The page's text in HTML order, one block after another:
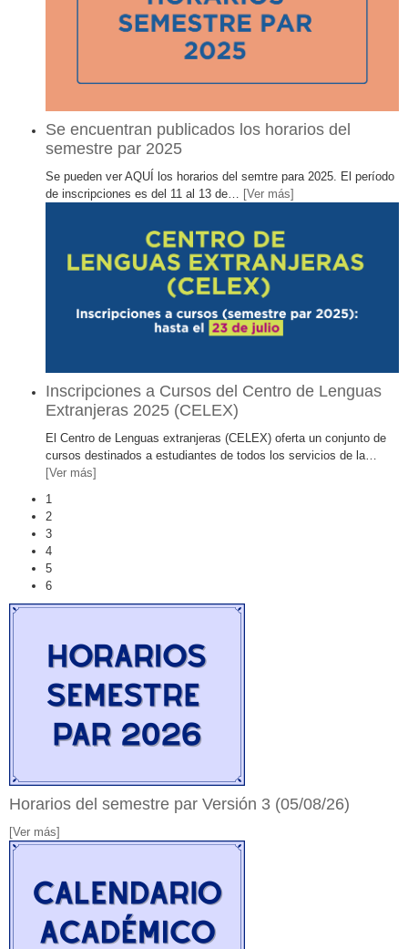
Se encuentran publicados los horarios del
semestre par 2025
Se pueden ver AQUÍ los horarios del semtre para 2025. El período
de inscripciones es del 11 al 13 de
[Ver más]
Inscripciones a Cursos del Centro de Lenguas
Extranjeras 2025 (CELEX)
El Centro de Lenguas extranjeras (CELEX) oferta un conjunto de
cursos destinados a estudiantes de todos los servicios de la
[Ver más]
1
2
3
4
5
6
Horarios del semestre par Versión 3 (05/08/26)
[Ver más]